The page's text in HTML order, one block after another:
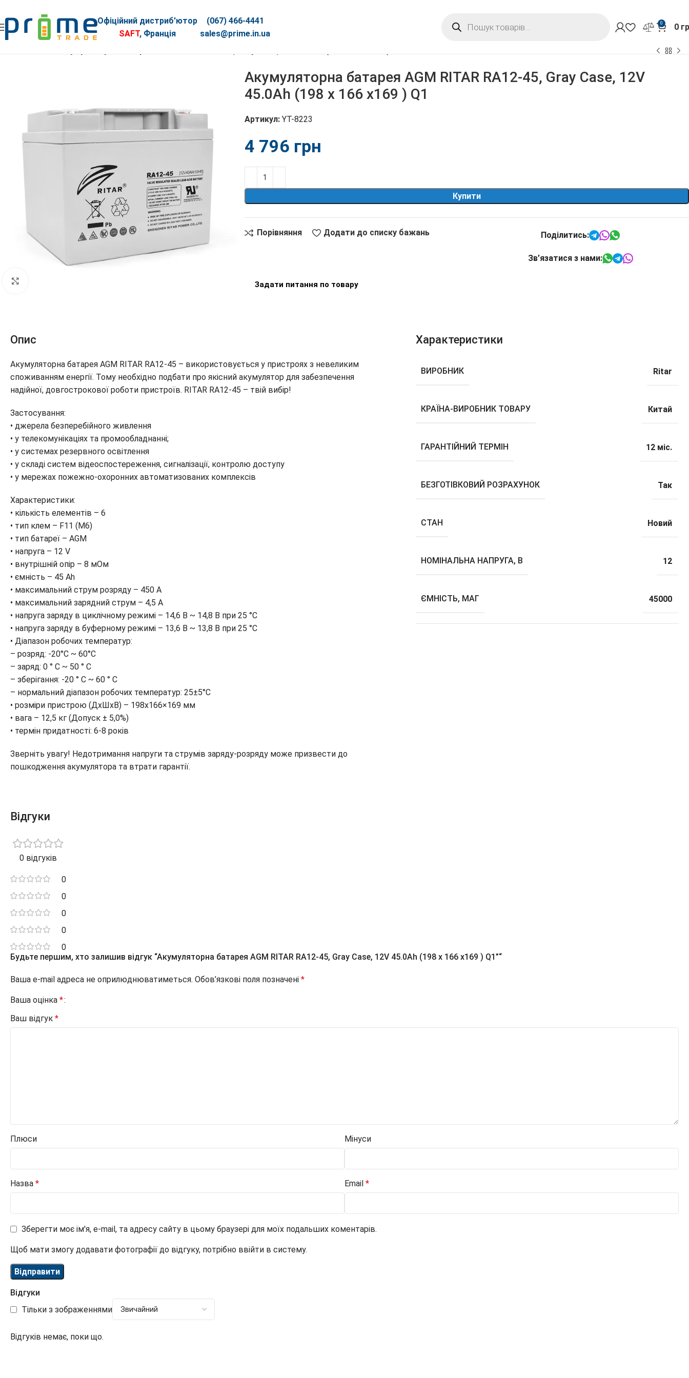
Офіційний дистриб'ютор
SAFT, Франція
(067) 466-4441
sales@prime.in.ua
0 0
Акумуляторна батарея AGM RITAR RA12-45, Gray Case, 12V
45.0Ah (198 x 166 x169 ) Q1
Артикул:YT-8223
грн
Купити
Порівняння Додати до списку бажань Поділитись:
Зв’язатися з нами:
Задати питання по товару
Опис
Акумуляторна батарея AGM RITAR RA12-45 – використовується у пристроях з невеликим
споживанням енергії. Тому необхідно подбати про якісний акумулятор для забезпечення
надійної, довгострокової роботи пристроїв. RITAR RA12-45 – твій вибір!
Застосування:
• джерела безперебійного живлення
• у телекомунікаціях та промообладнанні;
• у системах резервного освітлення
• у складі систем відеоспостереження, сигналізації, контролю доступу
• у мережах пожежно-охоронних автоматизованих комплексів
Характеристики:
• кількість елементів – 6
• тип клем – F11 (M6)
• тип батареї – AGM
• напруга – 12 V
• внутрішній опір – 8 мОм
• ємність – 45 Ah
• максимальний струм розряду – 450 А
• максимальний зарядний струм – 4,5 A
• напруга заряду в циклічному режимі – 14,6 В ~ 14,8 В при 25 °С
• напруга заряду в буферному режимі – 13,6 В ~ 13,8 В при 25 °С
• Діапазон робочих температур:
– розряд: -20°C ~ 60°C
– заряд: 0 ° C ~ 50 ° C
– зберігання: -20 ° C ~ 60 ° C
– нормальний діапазон робочих температур: 25±5°C
• розміри пристрою (ДхШхВ) – 198х166×169 мм
• вага – 12,5 кг (Допуск ± 5,0%)
• термін придатності: 6-8 років
Зверніть увагу! Недотримання напруги та струмів заряду-розряду може призвести до
пошкодження акумулятора та втрати гарантії.
Характеристики
ВИРОБНИК Ritar
КРАЇНА-ВИРОБНИК ТОВАРУ Китай
ГАРАНТІЙНИЙ ТЕРМІН 12 міс.
БЕЗГОТІВКОВИЙ РОЗРАХУНОК Так
СТАН Новий
НОМІНАЛЬНА НАПРУГА, В 12
ЄМНІСТЬ, МАГ 45000
Відгуки
0 відгуків
0
0
0
0
0
Відгуки
Тільки з зображеннями
Відгуків немає, поки що.
Будьте першим, хто залишив відгук “Акумуляторна батарея AGM RITAR RA12-45, Gray Case, 12V 45.0Ah (198 x 166 x169 ) Q1”“
Ваша e-mail адреса не оприлюднюватиметься. Обов’язкові поля позначені *
Ваша оцінка *
Ваш відгук *
Плюси Мінуси
Назва * Email *
Зберегти моє ім'я, e-mail, та адресу сайту в цьому браузері для моїх подальших коментарів.
Щоб мати змогу додавати фотографії до відгуку, потрібно ввійти в систему.